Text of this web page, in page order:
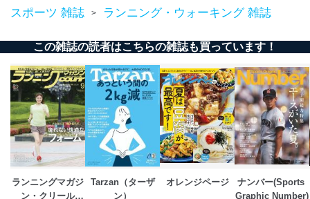
人情報
質向上のため
3
Aサービス利用者
カスタマーQ＆Aサイトの投稿内容
ｅメール等によるカスタマーQ＆A
ため
ｅメール等による商品、サービ
ス、キャンペーン等の広告に関す
るご案内のため
4
採用応募者の方の
個人情報
採用選考、ご連絡のため
当社の従業者の個
人情報
人事、総務などの雇用管理等のた
め
パートナー（提携
企業）からの委託
購入商品配送のため
提携企業及びお客様がご購入され
スポーツ 雑誌 > ランニング・ウォーキング 雑誌
この雑誌の読者はこちらの雑誌も買っています！
ランニングマガジ
ン・クリール
Tarzan（ターザ
ン）
オレンジページ
ナンバー(Sports
Graphic Number)